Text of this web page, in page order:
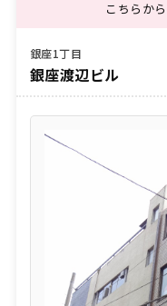
こちらから
銀座1丁目
銀座渡辺ビル